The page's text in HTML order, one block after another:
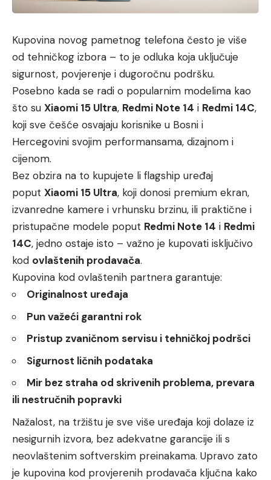
Kupovina novog pametnog telefona često je više
od tehničkog izbora – to je odluka koja uključuje
sigurnost, povjerenje i dugoročnu podršku.
Posebno kada se radi o popularnim modelima kao
što su Xiaomi 15 Ultra, Redmi Note 14 i Redmi 14C,
koji sve češće osvajaju korisnike u Bosni i
Hercegovini svojim performansama, dizajnom i
cijenom.
Bez obzira na to kupujete li flagship uređaj
poput Xiaomi 15 Ultra, koji donosi premium ekran,
izvanredne kamere i vrhunsku brzinu, ili praktične i
pristupačne modele poput Redmi Note 14 i Redmi
14C, jedno ostaje isto – važno je kupovati isključivo
kod ovlaštenih prodavača.
Kupovina kod ovlaštenih partnera garantuje:
Originalnost uređaja
Pun važeći garantni rok
Pristup zvaničnom servisu i tehničkoj podršci
Sigurnost ličnih podataka
Mir bez straha od skrivenih problema, prevara
ili nestručnih popravki
Nažalost, na tržištu je sve više uređaja koji dolaze iz
nesigurnih izvora, bez adekvatne garancije ili s
neovlaštenim softverskim preinakama. Upravo zato
je kupovina kod provjerenih prodavača ključna kako